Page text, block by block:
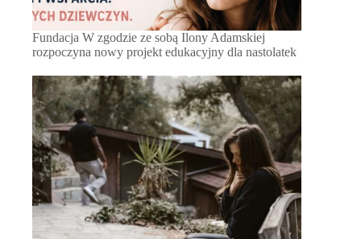
Fundacja W zgodzie ze sobą Ilony Adamskiej
rozpoczyna nowy projekt edukacyjny dla nastolatek